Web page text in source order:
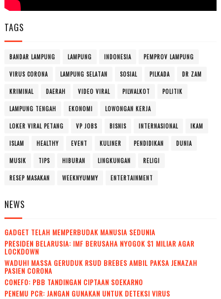
TAGS
BANDAR LAMPUNG LAMPUNG INDONESIA PEMPROV LAMPUNG
VIRUS CORONA LAMPUNG SELATAN SOSIAL PILKADA DR ZAM
KRIMINAL DAERAH VIDEO VIRAL PILWALKOT POLITIK
LAMPUNG TENGAH EKONOMI LOWONGAN KERJA
LOKER VIRAL PETANG VP JOBS BISNIS INTERNASIONAL IKAM
ISLAM HEALTHY EVENT KULINER PENDIDIKAN DUNIA
MUSIK TIPS HIBURAN LINGKUNGAN RELIGI
RESEP MASAKAN WEEKNYUMMY ENTERTAINMENT
NEWS
GADGET TELAH MEMPERBUDAK MANUSIA SEDUNIA
PRESIDEN BELARUSIA: IMF BERUSAHA NYOGOK $1 MILIAR AGAR
LOCKDOWN
WADUH! MASSA GERUDUK RSUD BREBES AMBIL PAKSA JENAZAH
PASIEN CORONA
CONEFO: PBB TANDINGAN CIPTAAN SOEKARNO
PENEMU PCR: JANGAN GUNAKAN UNTUK DETEKSI VIRUS